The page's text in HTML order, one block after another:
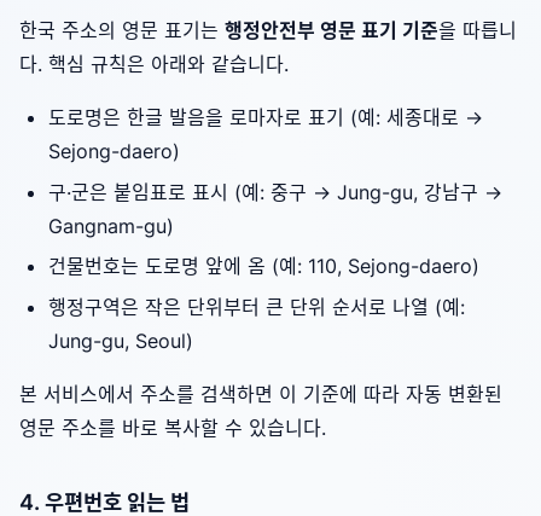
한국 주소의 영문 표기는 행정안전부 영문 표기 기준을 따릅니
다. 핵심 규칙은 아래와 같습니다.
도로명은 한글 발음을 로마자로 표기 (예: 세종대로 →
Sejong-daero)
구·군은 붙임표로 표시 (예: 중구 → Jung-gu, 강남구 →
Gangnam-gu)
건물번호는 도로명 앞에 옴 (예: 110, Sejong-daero)
행정구역은 작은 단위부터 큰 단위 순서로 나열 (예:
Jung-gu, Seoul)
본 서비스에서 주소를 검색하면 이 기준에 따라 자동 변환된
영문 주소를 바로 복사할 수 있습니다.
4. 우편번호 읽는 법